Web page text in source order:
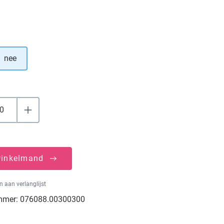
nee
aan verlanglijst
076088.00300300